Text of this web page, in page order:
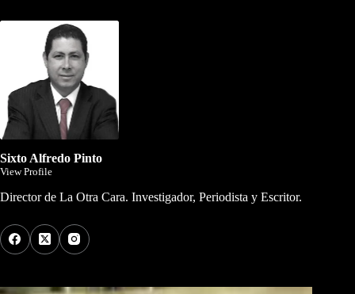
Sixto Alfredo Pinto
View Profile
Director de La Otra Cara. Investigador, Periodista y Escritor.